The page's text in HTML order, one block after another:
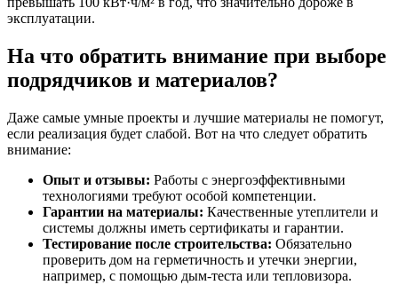
эксплуатации.
На что обратить внимание при выборе
подрядчиков и материалов?
Даже самые умные проекты и лучшие материалы не помогут,
если реализация будет слабой. Вот на что следует обратить
внимание:
Опыт и отзывы: Работы с энергоэффективными
технологиями требуют особой компетенции.
Гарантии на материалы: Качественные утеплители и
системы должны иметь сертификаты и гарантии.
Тестирование после строительства: Обязательно
проверить дом на герметичность и утечки энергии,
например, с помощью дым-теста или тепловизора.